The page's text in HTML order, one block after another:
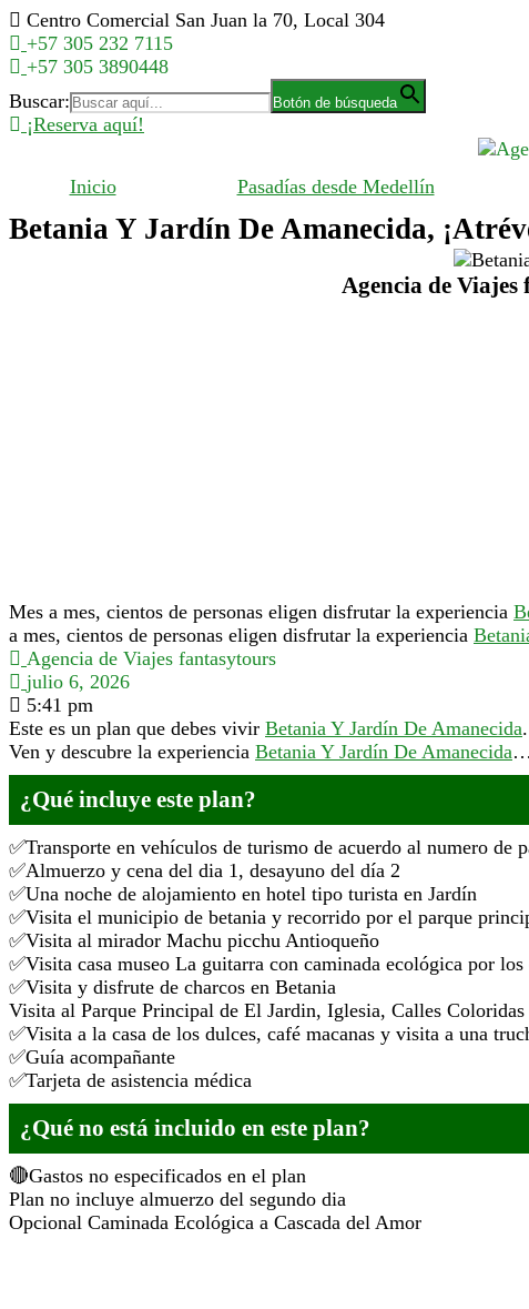
Saltar
al
contenido
Centro Comercial San Juan la 70, Local 304
+57 305 232 7115
+57 305 3890448
Buscar:
Botón de búsqueda
¡Reserva aquí!
Inicio Pasadías desde Medellín
Betania Y Jardín De Amanecida,
Agencia de
Mes a mes, cientos de personas eligen disfrutar la experiencia
a mes, cientos de personas eligen disfrutar la experiencia
Agencia de Viajes fantasytours
julio 6, 2026
5:41 pm
Este es un plan que debes vivir Betania Y Jardín De Amanecida
Ven y descubre la experiencia Betania Y Jardín De Amanecida…
¿Qué incluye este plan?
Transporte en vehículos de turismo de acuerdo al numero de
Almuerzo y cena del dia 1, desayuno del día 2
Una noche de alojamiento en hotel tipo turista en Jardín
Visita el municipio de betania y recorrido por el parque
Visita al mirador Machu picchu Antioqueño
Visita casa museo La guitarra con caminada ecológica por
Visita y disfrute de charcos en Betania
Visita al Parque Principal de El Jardin, Iglesia, Calles Coloridas
Visita a la casa de los dulces, café macanas y visita a una
Guía acompañante
Tarjeta de asistencia médica
¿Qué no está incluido en este plan?
Gastos no especificados en el plan
Plan no incluye almuerzo del segundo dia
Opcional Caminada Ecológica a Cascada del Amor